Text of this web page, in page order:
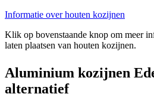
Informatie over houten kozijnen
Klik op bovenstaande knop om meer
laten plaatsen van houten kozijnen.
Aluminium kozijnen
alternatief